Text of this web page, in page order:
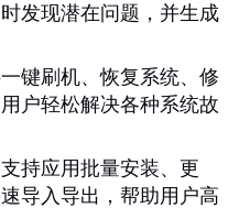
发现潜在问题，并生成
键刷机、恢复系统、修
户轻松解决各种系统故
支持应用批量安装、更
导入导出，帮助用户高